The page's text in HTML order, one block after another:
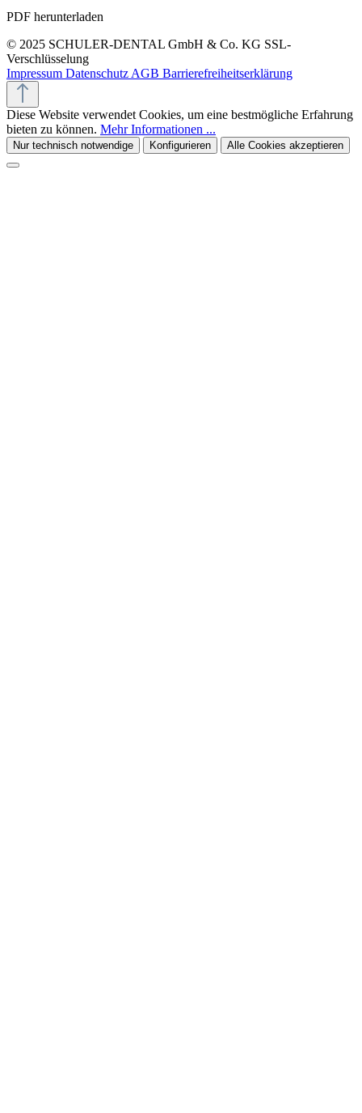
PDF herunterladen
© 2025 SCHULER-DENTAL GmbH & Co. KG SSL-
Verschlüsselung
Impressum Datenschutz AGB Barrierefreiheitserklärung
Diese Website verwendet Cookies, um eine bestmögliche Erfahrung
bieten zu können. Mehr Informationen ...
Nur technisch notwendige Konfigurieren Alle Cookies akzeptieren